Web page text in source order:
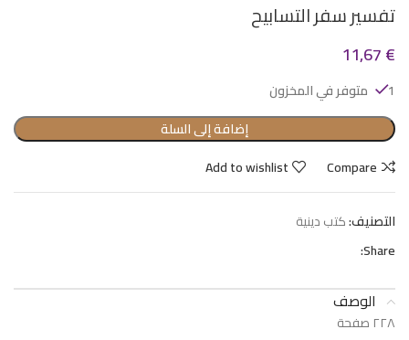
تفسير سفر التسابيح
11,67€
1 متوفر في المخزون
إضافة إلى السلة
Compare
Add to wishlist
التصنيف:كتب دينية
Share:
الوصف
٢٢٨ صفحة